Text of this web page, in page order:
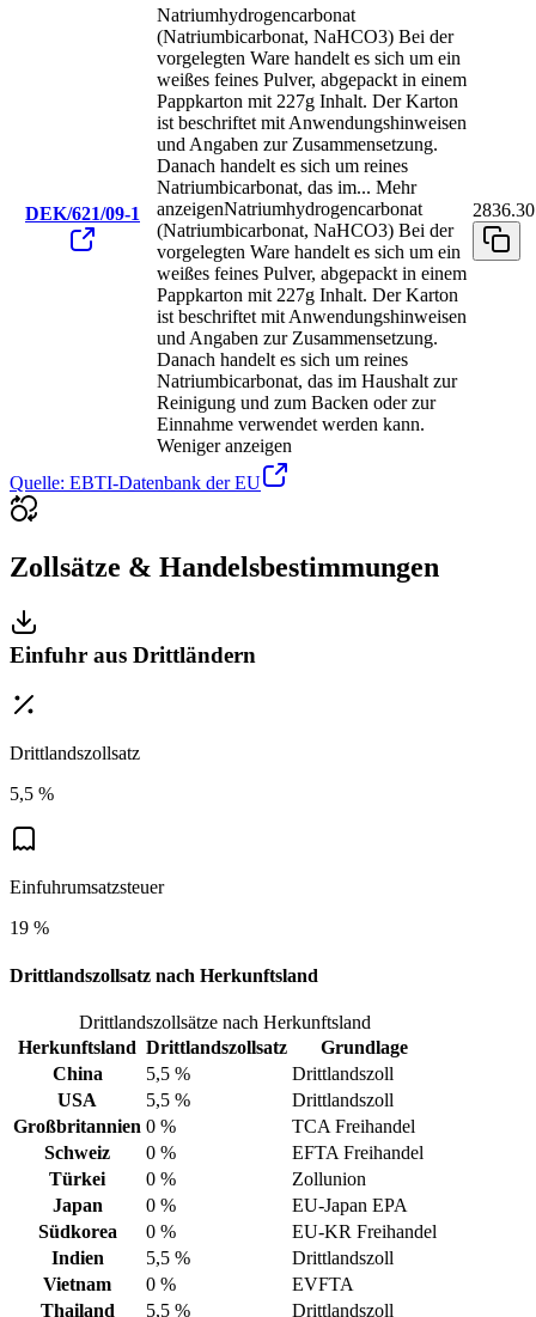
DEK/621/09-1
Natriumhydrogencarbonat
(Natriumbicarbonat, NaHCO3) Bei der
vorgelegten Ware handelt es sich um ein
weißes feines Pulver, abgepackt in einem
Pappkarton mit 227g Inhalt. Der Karton
ist beschriftet mit Anwendungshinweisen
und Angaben zur Zusammensetzung.
Danach handelt es sich um reines
Natriumbicarbonat, das im... Mehr
anzeigenNatriumhydrogencarbonat
(Natriumbicarbonat, NaHCO3) Bei der
vorgelegten Ware handelt es sich um ein
weißes feines Pulver, abgepackt in einem
Pappkarton mit 227g Inhalt. Der Karton
ist beschriftet mit Anwendungshinweisen
und Angaben zur Zusammensetzung.
Danach handelt es sich um reines
Natriumbicarbonat, das im Haushalt zur
Reinigung und zum Backen oder zur
Einnahme verwendet werden kann.
Weniger anzeigen
Quelle: EBTI-Datenbank der EU
Zollsätze & Handelsbestimmungen
Einfuhr aus Drittländern
Drittlandszollsatz
5,5 %
Einfuhrumsatzsteuer
19 %
Drittlandszollsatz nach Herkunftsland
Drittlandszollsätze nach Herkunftsland
Herkunftsland Drittlandszollsatz
Grundlage
China
5,5 %
Drittlandszoll
USA
5,5 %
Drittlandszoll
Großbritannien 0 %
TCA Freihandel
Schweiz
0 %
EFTA Freihandel
Türkei
0 %
Zollunion
Japan
0 %
EU-Japan EPA
Südkorea
0 %
EU-KR Freihandel
Indien
5,5 %
Drittlandszoll
Vietnam
0 %
EVFTA
Thailand
5,5 % Drittlandszoll